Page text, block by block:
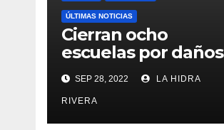
ÚLTIMAS NOTICIAS
Cierran ocho
escuelas por daños
las trasladan clases
a sedes alternas.
SEP 28, 2022 LA HIDRA
RIVERA